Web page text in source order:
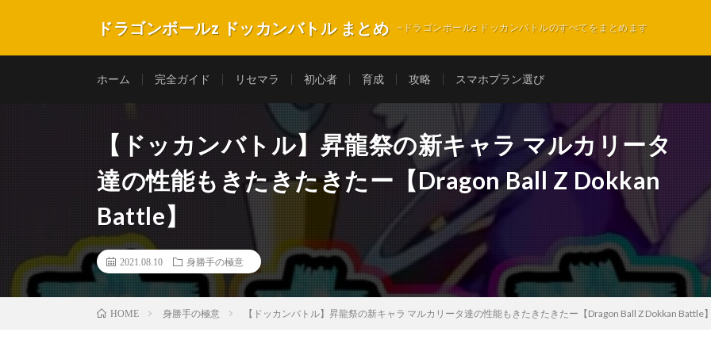
ドラゴンボールz ドッカンバトル まとめ ~ドラゴンボールz ドッカンバトルのすべてをまとめます
ホーム 完全ガイド リセマラ 初心者 育成 攻略 スマホプラン選び
【ドッカンバトル】昇龍祭の新キャラ マルカリータ
達の性能もきたきたきたー【Dragon Ball Z Dokkan
Battle】
2021.08.10 身勝手の極意
HOME 身勝手の極意 【ドッカンバトル】昇龍祭の新キャラ マルカリータ達の性能もきたきたきたー【Dragon Ball Z Dokkan Battle